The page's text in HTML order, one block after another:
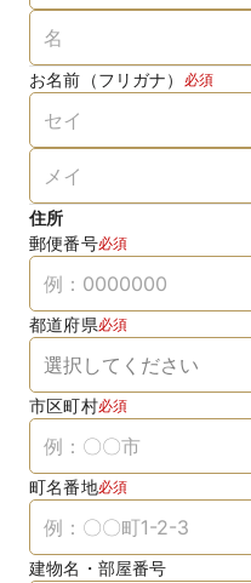
お名前（フリガナ） 必須
住所
郵便番号必須
都道府県必須
市区町村必須
町名番地必須
建物名・部屋番号